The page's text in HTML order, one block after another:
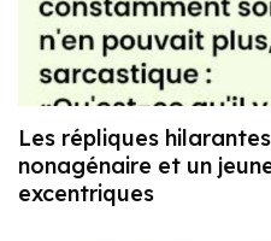
Les répliques
nonagénaire et un
excentriques